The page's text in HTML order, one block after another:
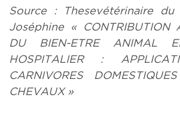
Source : Thesevétérinaire
Joséphine « CONTRIBUTION
DU BIEN-ETRE ANIMAL
HOSPITALIER :
CARNIVORES
CHEVAUX »